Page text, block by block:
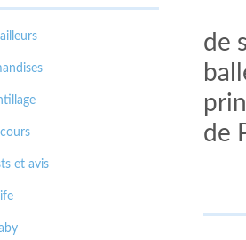
de
de
et avis